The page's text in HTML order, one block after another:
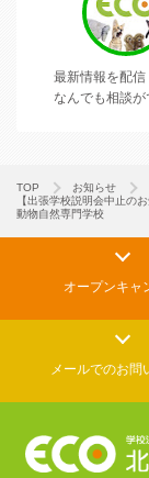
最新情報を配信
なんでも相談が
TOP
お知らせ
【出張学校説明会中止の
動物自然専門学校
オープンキャ
メールでのお問